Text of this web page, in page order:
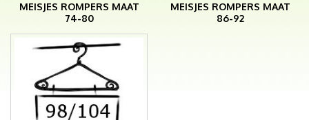
MEISJES ROMPERS MAAT
74-80
MEISJES ROMPERS MAAT
86-92